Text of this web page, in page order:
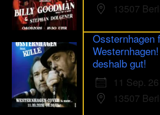
13507
deshalb gut!
11 Sep. 26
13507